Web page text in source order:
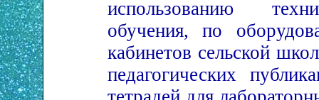
использованию
обучения, по
кабинетов сельской
педагогических